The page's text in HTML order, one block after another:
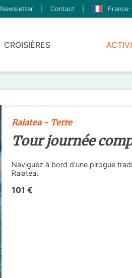
Newsletter Contact France
CROISIÈRES
Raiatea - Terre
Tour journée
Naviguez à bord d'une pirogue
Raiatea.
101 €